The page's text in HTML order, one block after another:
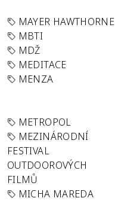
MAYER HAWTHORNE
MBTI
MDŽ
MEDITACE
MENZA
METROPOL
MEZINÁRODNÍ
FESTIVAL
OUTDOOROVÝCH
FILMŮ
MICHA MAREDA